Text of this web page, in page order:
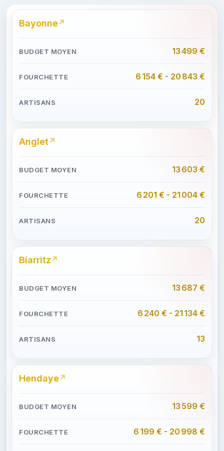
Bayonne
13 499 €
6 154 € - 20 843 €
20
Anglet
13 603 €
6 201 € - 21 004 €
20
Biarritz
13 687 €
6 240 € - 21 134 €
13
Hendaye
13 599 €
6 199 € - 20 998 €